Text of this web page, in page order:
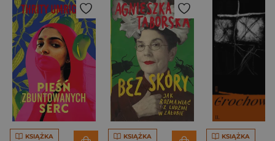
KSIĄŻKA KSIĄŻKA KSIĄŻKA